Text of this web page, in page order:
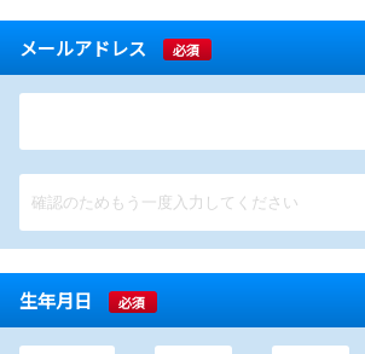
メールアドレス 必須
生年月日 必須